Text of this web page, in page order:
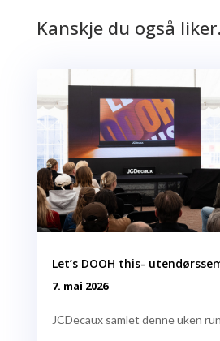
Kanskje du også
Let’s DOOH this-
7. mai 2026
JCDecaux samlet denne uken